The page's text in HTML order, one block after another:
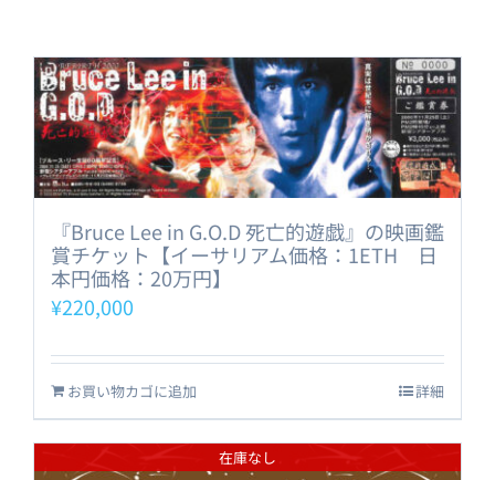
カート
『Bruce Lee in G.O.D 死亡的遊戯』の映画鑑
賞チケット【イーサリアム価格：1ETH 日
本円価格：20万円】
¥220,000
お買い物カゴに追加 詳細
在庫なし